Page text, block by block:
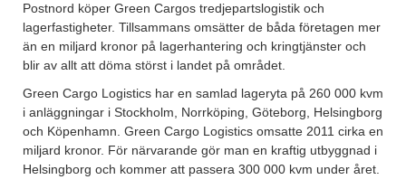
Postnord köper Green Cargos tredjepartslogistik och
lagerfastigheter. Tillsammans omsätter de båda företagen mer
än en miljard kronor på lagerhantering och kringtjänster och
blir av allt att döma störst i landet på området.
Green Cargo Logistics har en samlad lageryta på 260 000 kvm
i anläggningar i Stockholm, Norrköping, Göteborg, Helsingborg
och Köpenhamn. Green Cargo Logistics omsatte 2011 cirka en
miljard kronor. För närvarande gör man en kraftig utbyggnad i
Helsingborg och kommer att passera 300 000 kvm under året.